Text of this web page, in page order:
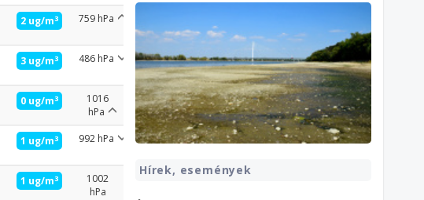
2 ug/m3 759 hPa
3 ug/m3 486 hPa
0 ug/m3
1016
hPa
1 ug/m3 992 hPa
1 ug/m3
1002
hPa
Hírek, események